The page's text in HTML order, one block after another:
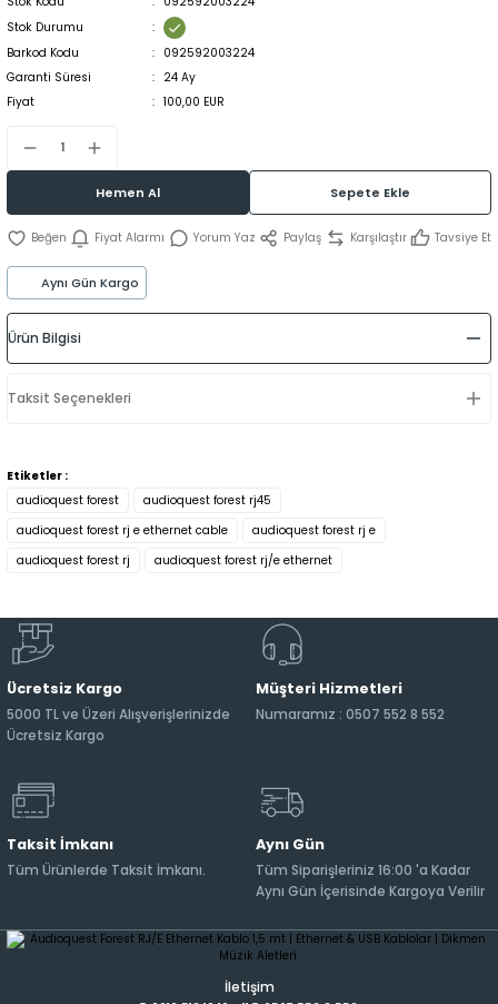
Stok Durumu
Barkod Kodu
092592003224
Garanti Süresi
24 Ay
Fiyat
100,00 EUR
Hemen Al Sepete Ekle
Fiyat Alarmı Yorum Yaz Paylaş Karşılaştır Tavsiye Et
Aynı Gün Kargo
Ürün Bilgisi
Taksit Seçenekleri
Etiketler :
audioquest forest
audioquest forest rj45
audioquest forest rj e ethernet cable
audioquest forest rj e
audioquest forest rj
audioquest forest rj/e ethernet
Ücretsiz Kargo
5000 TL ve Üzeri Alışverişlerinizde
Ücretsiz Kargo
Müşteri Hizmetleri
Numaramız : 0507 552 8 552
Taksit İmkanı
Tüm Ürünlerde Taksit İmkanı.
Aynı Gün
Tüm Siparişleriniz 16:00 'a Kadar
Aynı Gün İçerisinde Kargoya Verilir
İletişim